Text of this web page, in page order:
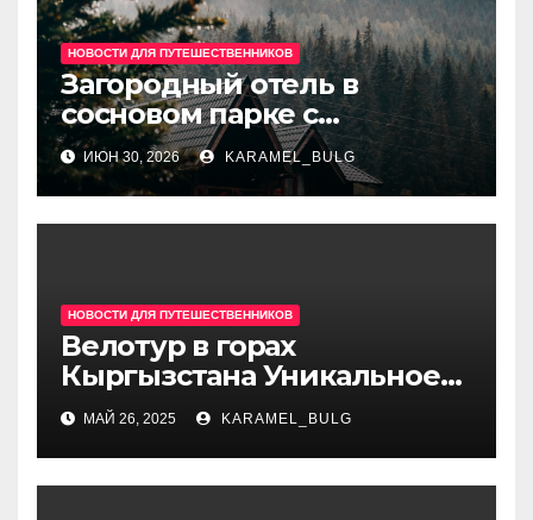
НОВОСТИ ДЛЯ ПУТЕШЕСТВЕННИКОВ
Загородный отель в
сосновом парке с
дизайнерскими номерами,
рестораном, караоке,
сауной и парковкой
недалеко от центра
ИЮН 30, 2026 KARAMEL_BULG
НОВОСТИ ДЛЯ ПУТЕШЕСТВЕННИКОВ
Велотур в горах
Кыргызстана Уникальное
приключение на двух
колесах
МАЙ 26, 2025 KARAMEL_BULG